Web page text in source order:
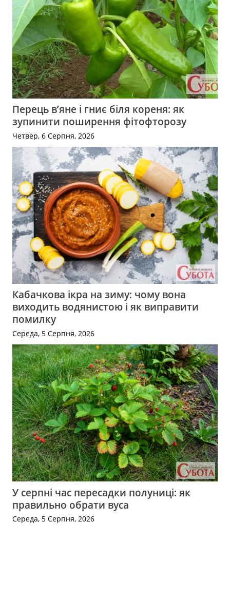
Перець в’яне і гниє біля кореня: як
зупинити поширення фітофторозу
Четвер, 6 Серпня, 2026
Кабачкова ікра на зиму: чому вона
виходить водянистою і як виправити
помилку
Середа, 5 Серпня, 2026
У серпні час пересадки полуниці: як
правильно обрати вуса
Середа, 5 Серпня, 2026